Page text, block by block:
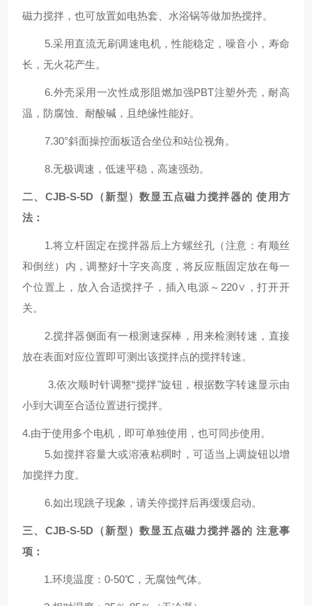
磁力搅拌，也可放置如电热套、水浴锅等做加热搅拌。
5.采用直流无刷调速电机，性能稳定，噪音小，寿命
长，无火花产生。
6.外壳采用一次性成形阻燃加强PBT注塑外壳，耐高
温，防腐蚀 、耐酸碱 ，且绝缘性能好。
7.30°斜面操控面板适合坐位和站位视角。
8.无极调速，低速平稳，高速强劲。
二、CJB-S-5D（新型 ）数显五点磁力搅拌器的 使用方
法 ：
1.将立杆固定在搅拌器后上方螺丝孔（注意：有顺丝
和倒丝）内，调整好十字夹高度，将反应瓶固定放在每一
个位置上，放入合适搅拌子，插入电源～220∨，打开开
关。
2.搅拌器侧面有一根测速探棒，用来检测转速，直接
放在表面对应位置即可测出该搅拌点的搅拌转速。
3.依次顺时针调整“搅拌"旋钮，根据数字转速显示由
小到大调至合适位置进行搅拌。
4.由于使用多个电机，即可单独使用，也可同步使用。
5.如搅拌容量大或溶液粘稠时，可适当上调旋钮以增
加搅拌力度。
6.如出现跳子现象，请关停搅拌后再缓缓启动。
三、 CJB-S-5D（新型 ）数显五点磁力搅拌器的 注意事
项 ：
1.环境温度：0-50℃，无腐蚀气体。